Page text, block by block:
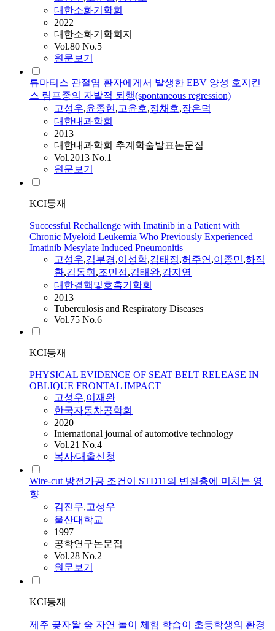
대한소화기학회
2022
대한소화기학회지
Vol.80 No.5
원문보기
류마티스 관절염 환자에게서 발생한 EBV 양성 호지킨
스 림프종의 자발적 퇴행(spontaneous regression)
고성우,윤종현,고윤호,정채호,장은덕
대한내과학회
2013
대한내과학회 추계학술발표논문집
Vol.2013 No.1
원문보기
KCI등재
Successful Rechallenge with Imatinib in a Patient with
Chronic Myeloid Leukemia Who Previously Experienced
Imatinib Mesylate Induced Pneumonitis
고성우,김부경,이성학,김태정,허주연,이종민,하직
환,김동휘 ,조민정,김태완,강지영
대한결핵및호흡기학회
2013
Tuberculosis and Respiratory Diseases
Vol.75 No.6
KCI등재
PHYSICAL EVIDENCE OF SEAT BELT RELEASE IN
OBLIQUE FRONTAL IMPACT
고성우,이재완
한국자동차공학회
2020
International journal of automotive technology
Vol.21 No.4
복사/대출신청
Wire-cut 방전가공 조건이 STD11의 변질층에 미치는 영
향
김진무,고성우
울산대학교
1997
공학연구논문집
Vol.28 No.2
원문보기
KCI등재
제주 곶자왈 숲 자연 놀이 체험 학습이 초등학생의 환경